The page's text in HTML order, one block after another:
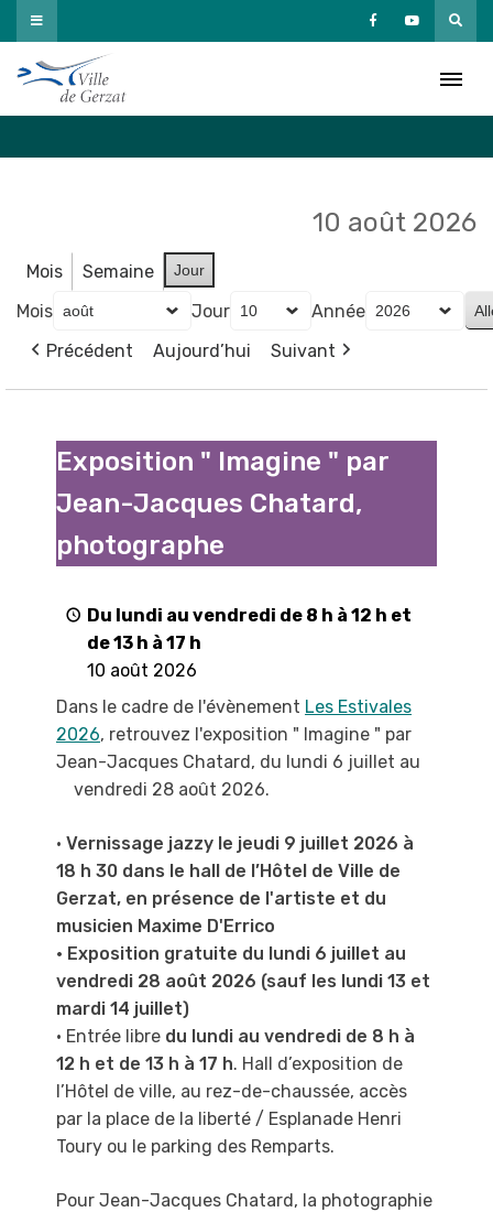
Passer
au
contenu
10 août 2026
Mois Semaine Jour
Mois Jour
Année
Précédent
Aujourd’hui Suivant
Imagine
Jean-
Chatard,
photographe
Exposition " Imagine " par
Jean-Jacques Chatard,
photographe
Du lundi au vendredi de 8 h à 12 h et
de 13 h à 17 h
10 août 2026
Dans le cadre de l'évènement Les Estivales
2026, retrouvez l'exposition " Imagine " par
Jean-Jacques Chatard, du lundi 6 juillet au
vendredi 28 août 2026.
• Vernissage jazzy le jeudi 9 juillet 2026 à
18 h 30 dans le hall de l’Hôtel de Ville de
Gerzat, en présence de l'artiste et du
musicien Maxime D'Errico
• Exposition gratuite du lundi 6 juillet au
vendredi 28 août 2026 (sauf les lundi 13 et
mardi 14 juillet)
• Entrée libre du lundi au vendredi de 8 h à
12 h et de 13 h à 17 h. Hall d’exposition de
l’Hôtel de ville, au rez-de-chaussée, accès
par la place de la liberté / Esplanade Henri
Toury ou le parking des Remparts.
Pour Jean-Jacques Chatard, la photographie